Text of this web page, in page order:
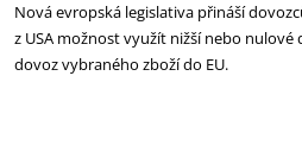
Nová evropská legislativa přináší
z USA možnost využít nižší nebo
dovoz vybraného zboží do EU.